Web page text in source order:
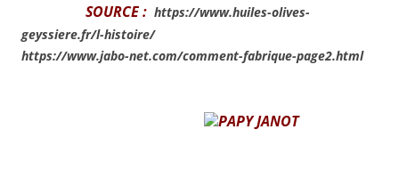
SOURCE : https://www.huiles-olives-
geyssiere.fr/l-histoire/
https://www.jabo-net.com/comment-fabrique-page2.html
PAPY JANOT